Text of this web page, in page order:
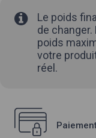
Le poids
de
poids
votre
réel.